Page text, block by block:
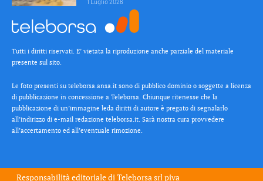
Tutti i diritti riservati. E’ vietata la riproduzione anche parziale del materiale
presente sul sito.
Le foto presenti su teleborsa.ansa.it sono di pubblico dominio o soggette a licenza
di pubblicazione in concessione a Teleborsa. Chiunque ritenesse che la
pubblicazione di un’immagine leda diritti di autore è pregato di segnalarlo
all’indirizzo di e-mail redazione teleborsa.it. Sarà nostra cura provvedere
all’accertamento ed all’eventuale rimozione.
Responsabilità editoriale diTeleborsa srlpiva